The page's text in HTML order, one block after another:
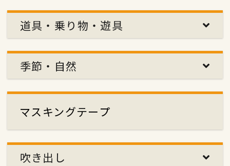
道具・乗り物・遊具
季節・自然
マスキングテープ
吹き出し